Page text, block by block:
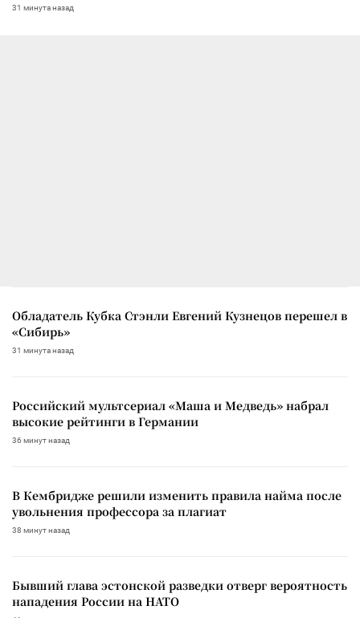
31 минута назад
Обладатель Кубка Стэнли Евгений Кузнецов перешел в
«Сибирь»
31 минута назад
Российский мультсериал «Маша и Медведь» набрал
высокие рейтинги в Германии
36 минут назад
В Кембридже решили изменить правила найма после
увольнения профессора за плагиат
38 минут назад
Бывший глава эстонской разведки отверг вероятность
нападения России на НАТО